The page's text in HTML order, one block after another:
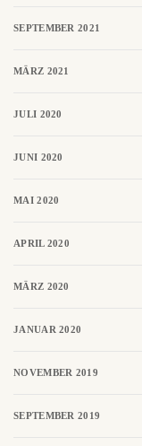
SEPTEMBER 2021
MÄRZ 2021
JULI 2020
JUNI 2020
MAI 2020
APRIL 2020
MÄRZ 2020
JANUAR 2020
NOVEMBER 2019
SEPTEMBER 2019